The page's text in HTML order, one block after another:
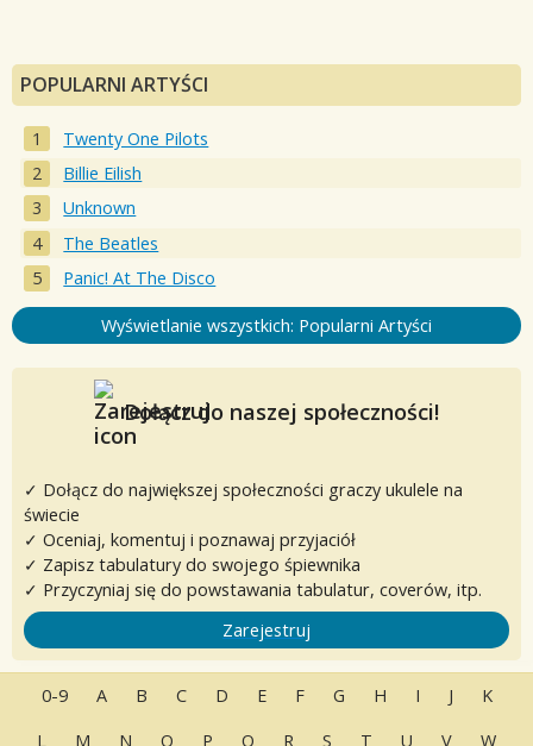
POPULARNI ARTYŚCI
Twenty One Pilots
Billie Eilish
Unknown
The Beatles
Panic! At The Disco
Wyświetlanie wszystkich: Popularni Artyści
Dołącz do naszej społeczności!
✓ Dołącz do największej społeczności graczy ukulele na
świecie
✓ Oceniaj, komentuj i poznawaj przyjaciół
✓ Zapisz tabulatury do swojego śpiewnika
✓ Przyczyniaj się do powstawania tabulatur, coverów, itp.
Zarejestruj
0-9 A B C D E F G H I J
K
L
M N O P Q R S T U V W